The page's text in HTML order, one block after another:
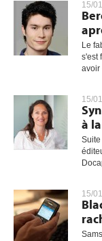
15/
Le
s'est
avoir
15/
à
15/